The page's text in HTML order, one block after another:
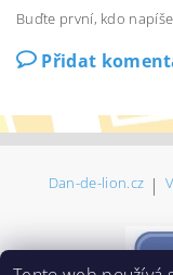
Buďte první, kdo
Přidat
Dan-de-lion.cz |